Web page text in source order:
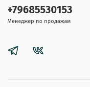
+79685530153
Менеджер по продажам